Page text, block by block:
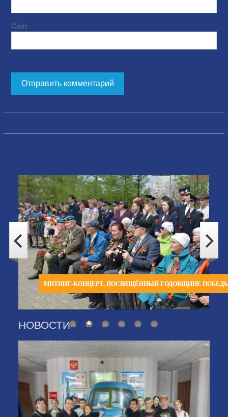
Сайт
МИТИНГ-КОНЦЕРТ, ПОСВЯЩЁННЫЙ ГОДОВЩИНЕ
НОВОСТИ